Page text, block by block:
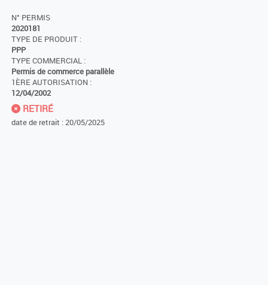
N° PERMIS
2020181
TYPE DE PRODUIT :
PPP
TYPE COMMERCIAL :
Permis de commerce parallèle
1ÈRE AUTORISATION :
12/04/2002
RETIRÉ
date de retrait : 20/05/2025